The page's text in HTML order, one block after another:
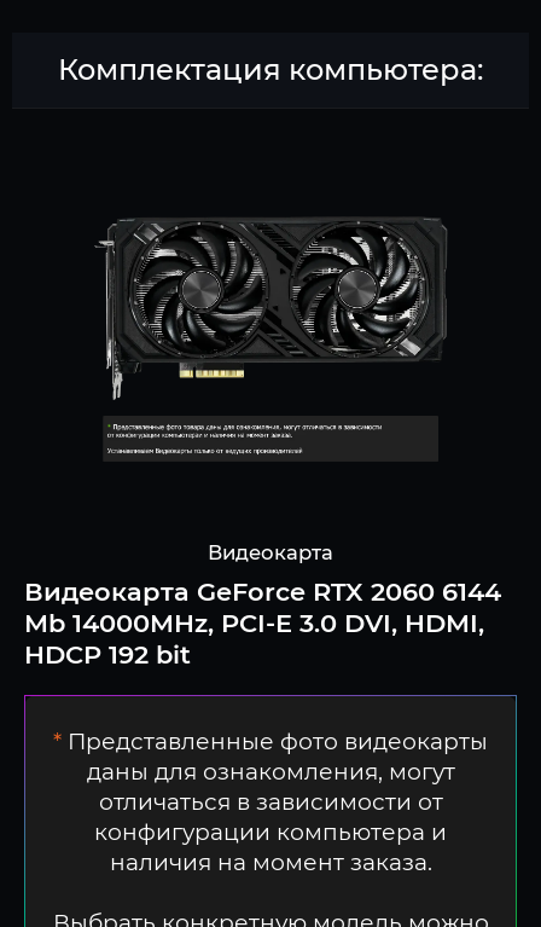
Комплектация компьютера:
Видеокарта
Видеокарта GeForce RTX 2060 6144
Mb 14000MHz, PCI-E 3.0 DVI, HDMI,
HDCP 192 bit
* Представленные фото видеокарты
даны для ознакомления, могут
отличаться в зависимости от
конфигурации компьютера и
наличия на момент заказа.